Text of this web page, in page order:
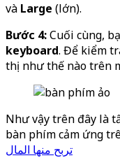
và Large (lớn).
Bước 4:Cuối cùng,
keyboard. Để kiểm
thị như thế nào trên
Như vậy trên đây là
bàn phím cảm ứng
تربح منها المال